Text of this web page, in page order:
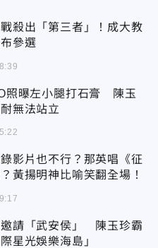
殺出「第三者」！成大教
參選
照曝左小腿打石膏 陳玉
無法站立
影片也不行？那英唱《征
黃揚明神比喻笑翻全場！
請「武安侯」 陳玉珍霸
星光娛樂海島」